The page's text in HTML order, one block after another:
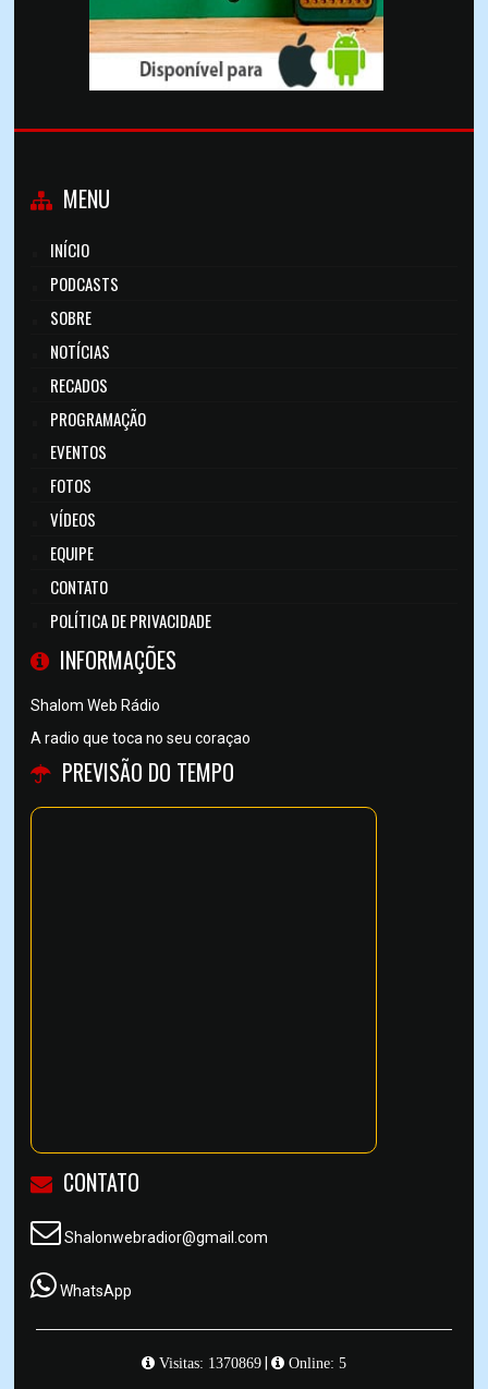
MENU
INÍCIO
PODCASTS
SOBRE
NOTÍCIAS
RECADOS
PROGRAMAÇÃO
EVENTOS
FOTOS
VÍDEOS
EQUIPE
CONTATO
POLÍTICA DE PRIVACIDADE
INFORMAÇÕES
Shalom Web Rádio
A radio que toca no seu coraçao
PREVISÃO DO TEMPO
CONTATO
Shalonwebradior@gmail.com
WhatsApp
Visitas: 1370869| Online: 5